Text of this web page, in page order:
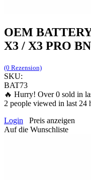
OEM
X3 / X3 PRO
(0 Rezension)
SKU:
BAT73
🔥 Hurry! Over0 sold in
2 people viewed in last 24
Login
Preis anzeigen
Auf die Wunschliste